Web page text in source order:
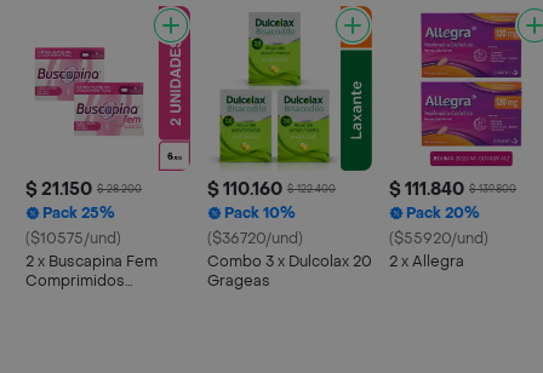
$ 21.150 $ 28.200
Pack 25%
($10575/und)
2 x Buscapina Fem
Comprimidos
$ 110.160 $ 122.400
Pack 10%
($36720/und)
Combo 3 x Dulcolax 20
Grageas
$ 111.840 $ 139.800
Pack 20%
($55920/und)
2 x Allegra